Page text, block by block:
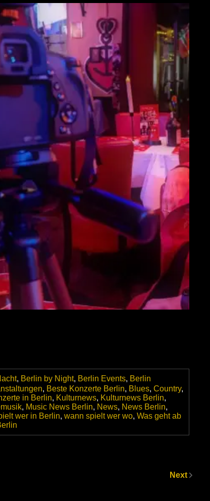
, Berlin by Night, Berlin Events, Berlin
, Beste Konzerte Berlin, Blues, Country,
in Berlin, Kulturnews, Kulturnews Berlin,
, Music News Berlin, News, News Berlin,
wer in Berlin, wann spielt wer wo, Was geht ab
Next